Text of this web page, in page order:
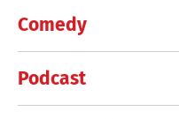
Comedy
Podcast